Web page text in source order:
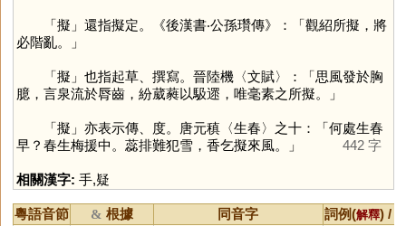
「擬 」還指擬定。《後漢書‧公孫瓚傳》：「觀紹所擬，將
必階亂。」
「擬 」也指起草、撰寫。晉陸機〈文賦〉：「思風發於胸
臆，言泉流於脣齒，紛葳蕤以馺遝，唯毫素之所擬。」
「擬 」亦表示傳、度。唐元稹〈生春〉之十：「何處生春
早？春生梅援中。蕊排難犯雪，香乞擬來風。」
442 字
相關漢字: 手,疑
粵語音節 & 根據 同音字 詞例(解釋) /